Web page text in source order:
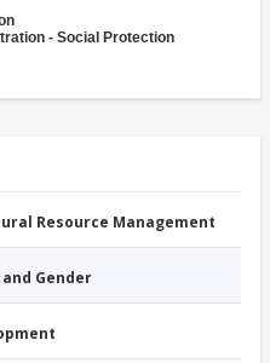
- Social Protection
Resource Management
Gender